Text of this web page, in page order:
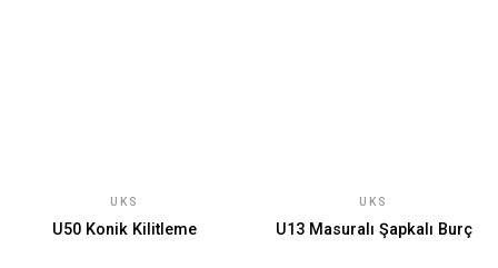
UKS
U50 Konik Kilitleme
UKS
U13 Masuralı Şapkalı Burç